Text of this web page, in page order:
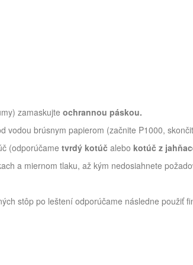
zamaskujte ochrannou páskou.
vodou brúsnym papierom (začnite P1000,
(odporúčame tvrdý kotúč alebo kotúč z
a miernom tlaku, až kým nedosiahnete
stôp po leštení odporúčame následne použiť